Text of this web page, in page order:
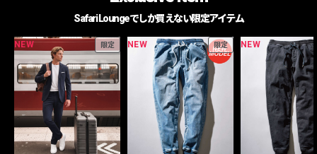
Safari Loungeでしか買えない限定アイテム
NEW 限定 NEW 限定 NEW